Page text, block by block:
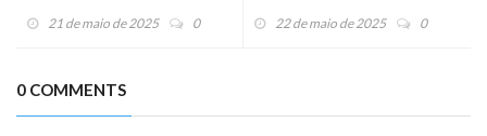
21 de maio de 2025 0 22 de maio de 2025 0
0 COMMENTS